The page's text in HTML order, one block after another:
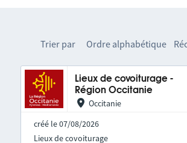
Trier par Ordre alphabétique
Lieux de covoiturage -
Région Occitanie
Occitanie
créé le 07/08/2026
Lieux de covoiturage